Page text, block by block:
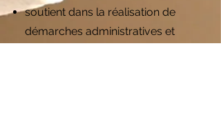
soutient dans la réalisation de
démarches administratives et